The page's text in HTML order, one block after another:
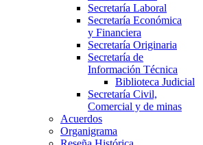
Secretaría Laboral
Secretaría Económica
y Financiera
Secretaría Originaria
Secretaría de
Información Técnica
Biblioteca Judicial
Secretaría Civil,
Comercial y de minas
Acuerdos
Organigrama